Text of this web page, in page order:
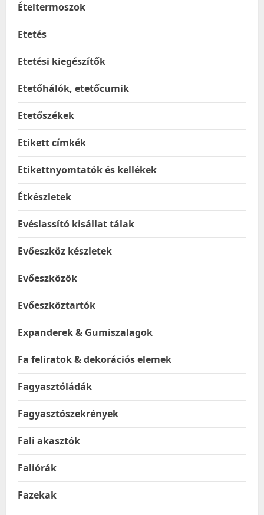
Ételtermoszok
Etetés
Etetési kiegészítők
Etetőhálók, etetőcumik
Etetőszékek
Etikett címkék
Etikettnyomtatók és kellékek
Étkészletek
Evéslassító kisállat tálak
Evőeszköz készletek
Evőeszközök
Evőeszköztartók
Expanderek & Gumiszalagok
Fa feliratok & dekorációs elemek
Fagyasztóládák
Fagyasztószekrények
Fali akasztók
Faliórák
Fazekak